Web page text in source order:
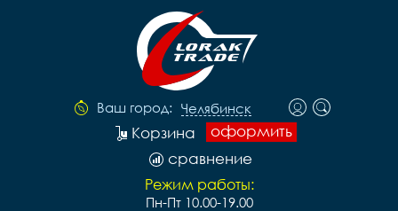
Ваш город: Челябинск
оформить
Корзина
сравнение
Режим работы:
Пн-Пт 10.00-19.00